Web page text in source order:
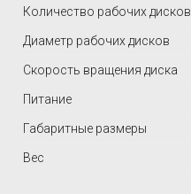
Количество рабочих дисков
Диаметр рабочих дисков
Скорость вращения диска
Питание
Габаритные размеры
Вес